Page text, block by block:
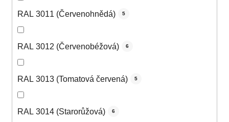
RAL 3011 (Červenohnědá) 5
RAL 3012 (Červenobéžová) 6
RAL 3013 (Tomatová červená) 5
RAL 3014 (Starorůžová) 6